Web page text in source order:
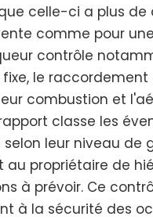
celle-ci a plus de
comme pour
contrôle
le raccordement
combustion et
classe les
leur niveau de
au propriétaire de
à prévoir. Ce
à la sécurité des